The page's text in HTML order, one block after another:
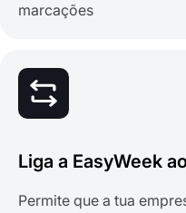
marcações
Liga a EasyWeek
Permite que a tua